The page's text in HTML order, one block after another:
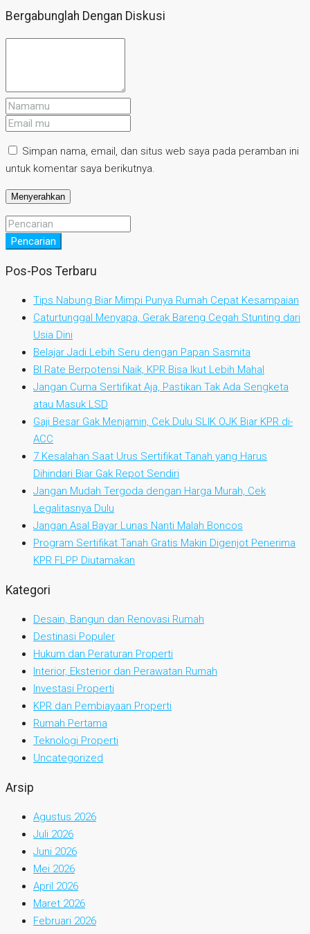
Bergabunglah Dengan Diskusi
Simpan nama, email, dan situs web saya pada peramban ini
untuk komentar saya berikutnya.
Pencarian
Pos-Pos Terbaru
Tips Nabung Biar Mimpi Punya Rumah Cepat Kesampaian
Caturtunggal Menyapa, Gerak Bareng Cegah Stunting dari
Usia Dini
Belajar Jadi Lebih Seru dengan Papan Sasmita
BI Rate Berpotensi Naik, KPR Bisa Ikut Lebih Mahal
Jangan Cuma Sertifikat Aja, Pastikan Tak Ada Sengketa
atau Masuk LSD
Gaji Besar Gak Menjamin, Cek Dulu SLIK OJK Biar KPR di-
ACC
7 Kesalahan Saat Urus Sertifikat Tanah yang Harus
Dihindari Biar Gak Repot Sendiri
Jangan Mudah Tergoda dengan Harga Murah, Cek
Legalitasnya Dulu
Jangan Asal Bayar Lunas Nanti Malah Boncos
Program Sertifikat Tanah Gratis Makin Digenjot Penerima
KPR FLPP Diutamakan
Kategori
Desain, Bangun dan Renovasi Rumah
Destinasi Populer
Hukum dan Peraturan Properti
Interior, Eksterior dan Perawatan Rumah
Investasi Properti
KPR dan Pembiayaan Properti
Rumah Pertama
Teknologi Properti
Uncategorized
Arsip
Agustus 2026
Juli 2026
Juni 2026
Mei 2026
April 2026
Maret 2026
Februari 2026